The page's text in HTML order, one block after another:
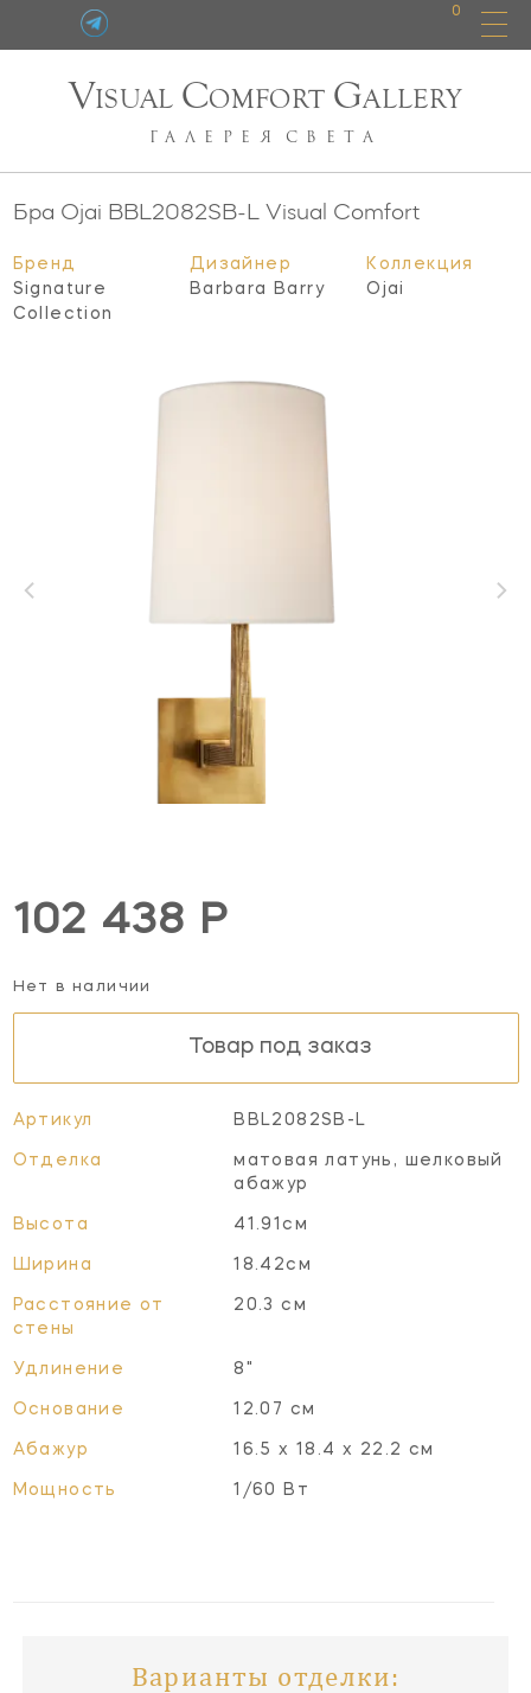
0
VISUAL COMFORT GALLERY
ГАЛЕРЕЯ СВЕТА
Бра Ojai BBL2082SB-L Visual Comfort
Бренд
Signature
Collection
Дизайнер
Barbara Barry
Коллекция
Ojai
102 438 Р
Нет в наличии
Товар под заказ
Артикул BBL2082SB-L
Отделка
матовая латунь, шелковый
абажур
Высота 41.91см
Ширина 18.42см
Расстояние от
стены
20.3 см
Удлинение 8"
Основание 12.07 см
Абажур 16.5 х 18.4 х 22.2 см
Мощность 1/60 Вт
Варианты отделки: